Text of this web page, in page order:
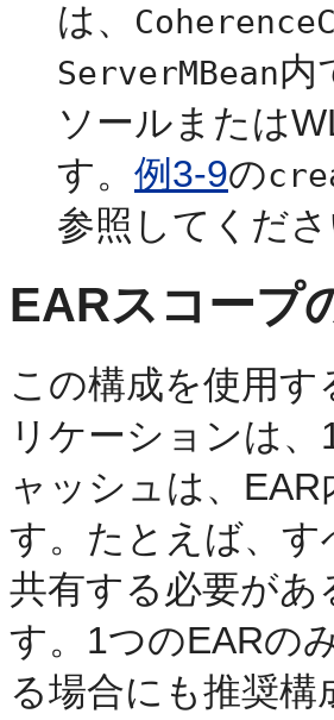
は、
ServerMBean内
ソールまたは
す。 例3-9の
参照してくださ
EARスコープ
この構成を使用
リケーションは
ャッシュは、
す。たとえば、
共有する必要が
す。1つのEARの
る場合にも推奨